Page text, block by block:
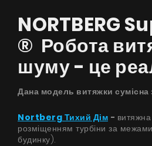
NORTBERG
® Робота
шуму - це
Дана модель витяжки сумісна
Nortberg Тихий Дім -
розміщенням турбіни за
будинку).